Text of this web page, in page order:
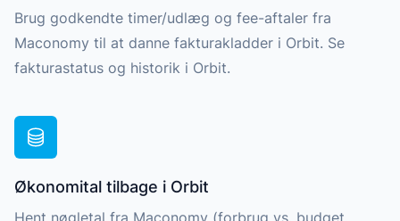
Brug godkendte timer/udlæg og fee-aftaler fra
Maconomy til at danne fakturakladder i Orbit. Se
fakturastatus og historik i Orbit.
Økonomital tilbage i Orbit
Hent nøgletal fra Maconomy (forbrug vs. budget,